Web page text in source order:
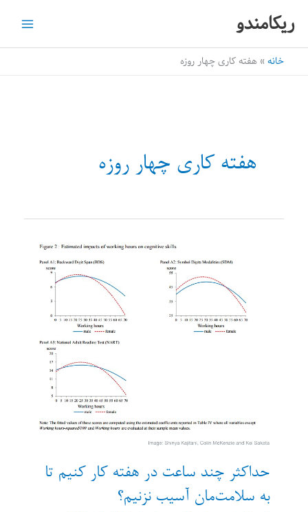
ریکامندو
خانه هفته کاری چهار روزه
هفته کاری چهار روزه
حداکثر چند ساعت در هفته کار کنیم تا
به سلامت‌مان آسیب نزنیم؟